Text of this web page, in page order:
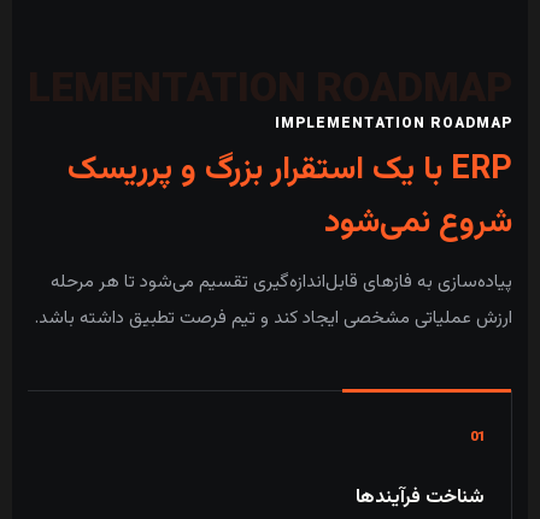
IMPLEMENTATION ROADMAP
ERP با یک استقرار بزرگ و پرریسک
شروع نمی‌شود
پیاده‌سازی به فازهای قابل‌اندازه‌گیری تقسیم می‌شود تا هر مرحله
ارزش عملیاتی مشخصی ایجاد کند و تیم فرصت تطبیق داشته باشد.
01
شناخت فرآیندها